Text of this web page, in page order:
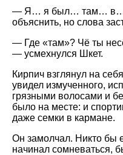
— Я… я был… там… в…
объяснить, но слова
— Где «там»? Чё ты
— усмехнулся Шкет.
Кирпич взглянул на
увидел измученного,
грязными волосами и
было на месте: и
даже семки в кармане.
Он замолчал. Никто бы
начинал сомневаться,